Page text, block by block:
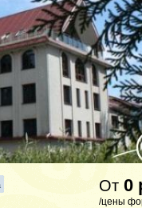
От 0
/цены